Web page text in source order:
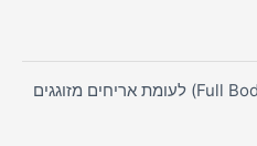
אריחי גוף מלא (Full Body / Tuttomasa) לעומת אריחים מזוגגים